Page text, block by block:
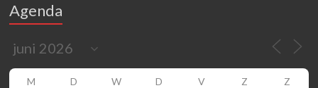
Agenda
M D W D V Z Z